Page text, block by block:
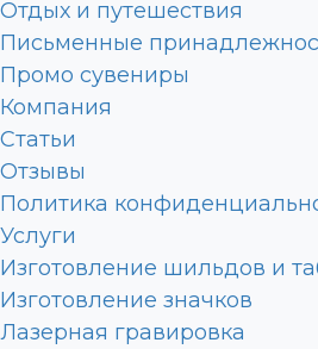
Отдых и путешествия
Письменные
Промо сувениры
Компания
Статьи
Отзывы
Политика
Услуги
Изготовление шильдов и
Изготовление значков
Лазерная гравировка